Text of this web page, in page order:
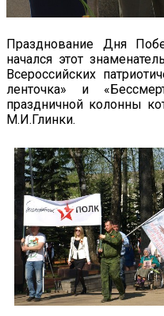
Празднование Дня
начался этот
Всероссийских
ленточка» и
праздничной колонны
М.И.Глинки.